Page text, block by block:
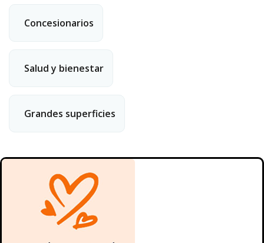
Concesionarios
Salud y bienestar
Grandes superficies